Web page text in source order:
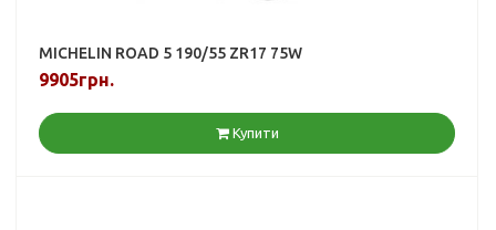
MICHELIN ROAD 5 190/55 ZR17 75W
9905грн.
Купити